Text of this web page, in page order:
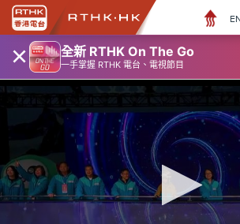
× 全新 RTHK On The Go
一手掌握 RTHK 電台、電視節目